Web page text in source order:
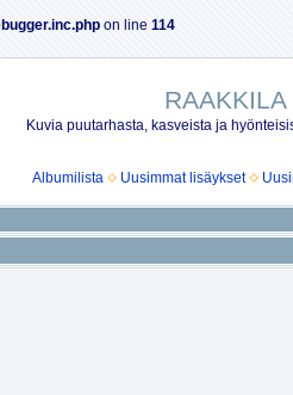
on line 114
Kuvia puutarhasta, kasveista ja
Albumilista
Uusimmat lisäykset